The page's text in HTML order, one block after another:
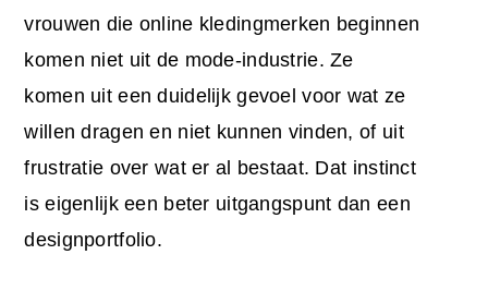
vrouwen die online kledingmerken beginnen
komen niet uit de mode-industrie. Ze
komen uit een duidelijk gevoel voor wat ze
willen dragen en niet kunnen vinden, of uit
frustratie over wat er al bestaat. Dat instinct
is eigenlijk een beter uitgangspunt dan een
designportfolio.